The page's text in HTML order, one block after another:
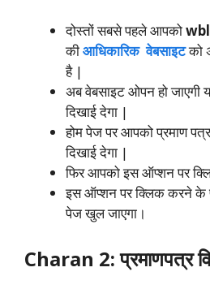
दोस्तों सबसे पहले आपको
कीआधिकारिक वेबसाइटको
है |
अब वेबसाइट ओपन हो जाएगी
दिखाई देगा |
होम पेज पर आपको प्रमाण
दिखाई देगा |
फिर आपको इस ऑप्शन पर
इस ऑप्शन पर क्लिक करने के
पेज खुल जाएगा।
Charan 2: प्रमाणपत्र